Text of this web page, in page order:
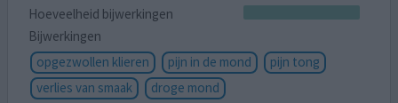
Hoeveelheid bijwerkingen
Bijwerkingen
opgezwollen klieren
pijn in de mond
pijn tong
verlies van smaak
droge mond